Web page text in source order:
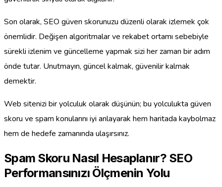
Son olarak, SEO güven skorunuzu düzenli olarak izlemek çok
önemlidir. Değişen algoritmalar ve rekabet ortamı sebebiyle
sürekli izlenim ve güncelleme yapmak sizi her zaman bir adım
önde tutar. Unutmayın, güncel kalmak, güvenilir kalmak
demektir.
Web sitenizi bir yolculuk olarak düşünün; bu yolculukta güven
skoru ve spam konularını iyi anlayarak hem haritada kaybolmaz
hem de hedefe zamanında ulaşırsınız.
Spam Skoru Nasıl Hesaplanır? SEO
Performansınızı Ölçmenin Yolu